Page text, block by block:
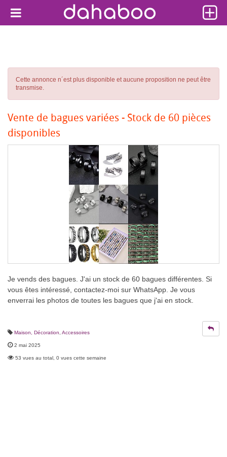
Cette annonce n´est plus disponible et aucune proposition ne peut être
transmise.
Vente de bagues variées - Stock de 60 pièces
disponibles
Je vends des bagues. J'ai un stock de 60 bagues différentes. Si
vous êtes intéressé, contactez-moi sur WhatsApp. Je vous
enverrai les photos de toutes les bagues que j'ai en stock.
Maison, Décoration Accessoires
2 mai 2025
53 vues au total, 0 vues cette semaine